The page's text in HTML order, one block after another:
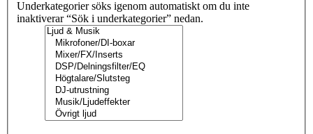
Underkategorier söks igenom automatiskt om du inte
inaktiverar “Sök i underkategorier” nedan.